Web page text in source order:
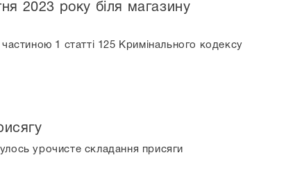
2023 року біля магазину
1 статті 125 Кримінального кодексу
урочисте складання присяги